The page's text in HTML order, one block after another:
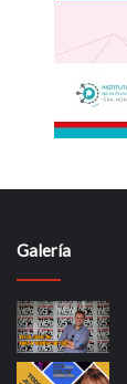
Galería